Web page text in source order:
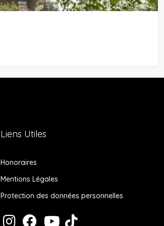
Liens Utiles
Honoraires
Mentions Légales
Protection des données personnelles